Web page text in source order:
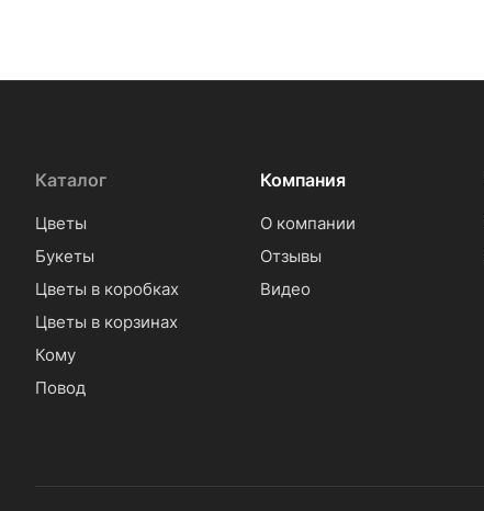
Каталог
Цветы
Букеты
Цветы в коробках
Цветы в корзинах
Кому
Повод
Компания
О компании
Отзывы
Видео